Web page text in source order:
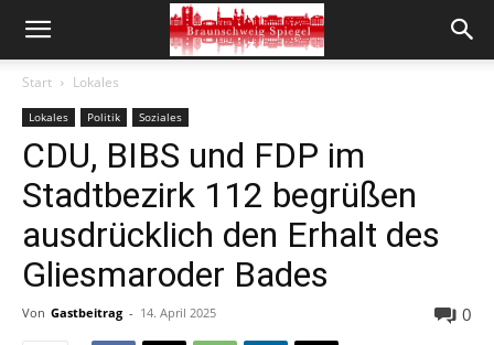
Start Lokales
Lokales Politik Soziales
CDU, BIBS und FDP im
Stadtbezirk 112 begrüßen
ausdrücklich den Erhalt des
Gliesmaroder Bades
Von Gastbeitrag - 14. April 2025 0